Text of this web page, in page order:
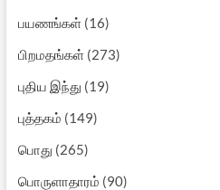
பயணங்கள்(16)
பிறமதங்கள்(273)
புதிய இந்து (19)
புத்தகம் (149)
பொது (265)
பொருளாதாரம் (90)